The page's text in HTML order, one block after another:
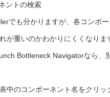
ントの検索
でも分かりますが、各コンポ
が重いのかわかりにくくなりま
Bottleneck Navigatorなら
中のコンポーネント名をクリ